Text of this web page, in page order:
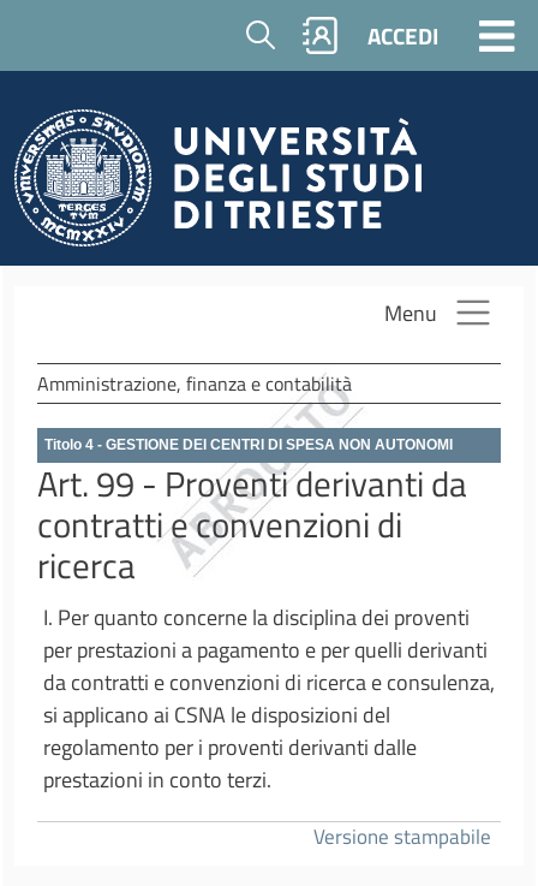
Salta al contenuto principale
Cerca ACCEDI
Menu
Amministrazione, finanza e contabilità
Titolo 4 - GESTIONE DEI CENTRI DI SPESA NON AUTONOMI
Art. 99 - Proventi derivanti da
contratti e convenzioni di
ricerca
I. Per quanto concerne la disciplina dei proventi
per prestazioni a pagamento e per quelli derivanti
da contratti e convenzioni di ricerca e consulenza,
si applicano ai CSNA le disposizioni del
regolamento per i proventi derivanti dalle
prestazioni in conto terzi.
Versione stampabile